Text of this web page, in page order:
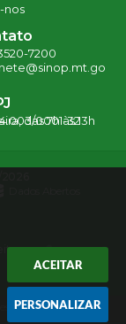
ACEITAR
PERSONALIZAR
nos
7200
das 7h às 13h
0001-32